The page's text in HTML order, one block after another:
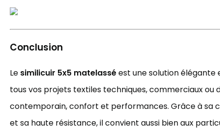
Conclusion
Le similicuir 5x5 matelasséest une solution
tous vos projets textiles techniques, commerciaux ou
contemporain, confort et performances. Grâce à sa
et sa haute résistance, il convient aussi bien aux